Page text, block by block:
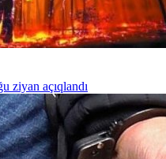
ziyan açıqlandı